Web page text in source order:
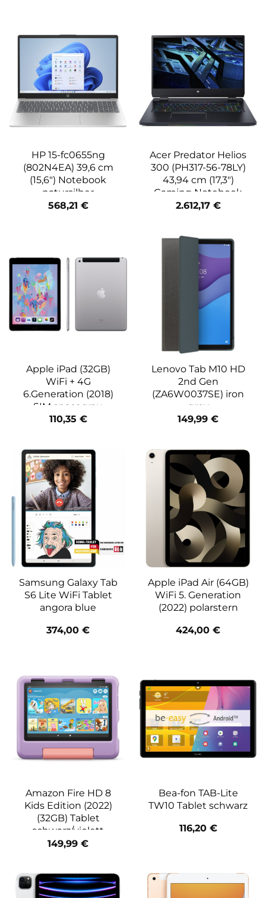
HP 15-fc0655ng
(802N4EA) 39,6 cm
(15,6″) Notebook
natursilber
568,21 €
Acer Predator Helios
300 (PH317-56-78LY)
43,94 cm (17,3″)
Gaming Notebook
schwarz
2.612,17 €
Apple iPad (32GB)
WiFi + 4G
6.Generation (2018)
SIM spacegrau
110,35 €
Lenovo Tab M10 HD
2nd Gen
(ZA6W0037SE) iron
grey
149,99 €
Samsung Galaxy Tab
S6 Lite WiFi Tablet
angora blue
374,00 €
Apple iPad Air (64GB)
WiFi 5. Generation
(2022) polarstern
424,00 €
Amazon Fire HD 8
Kids Edition (2022)
(32GB) Tablet
schwarz/violett
149,99 €
Bea-fon TAB-Lite
TW10 Tablet schwarz
116,20 €